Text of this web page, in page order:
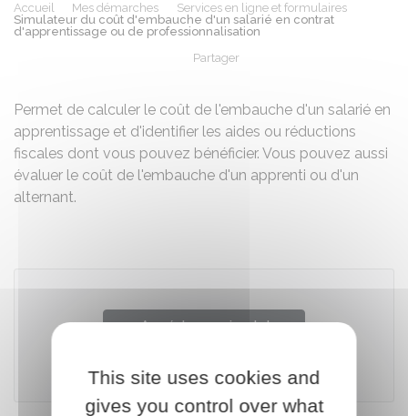
Accueil Mes démarches
Services en ligne et formulaires
Simulateur du coût d'embauche d'un salarié en contrat
d'apprentissage ou de professionnalisation
Partager
Permet de calculer le coût de l'embauche d'un salarié en
apprentissage et d'identifier les aides ou réductions
fiscales dont vous pouvez bénéficier. Vous pouvez aussi
évaluer le coût de l'embauche d'un apprenti ou d'un
alternant.
Accéder au simulateur
Ministère chargé du travail
This site uses cookies and
gives you control over what